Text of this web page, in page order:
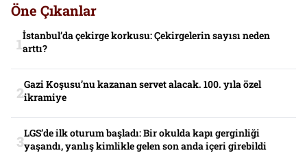
Öne Çıkanlar
İstanbul’da çekirge korkusu: Çekirgelerin sayısı neden
arttı?
Gazi Koşusu’nu kazanan servet alacak. 100. yıla özel
ikramiye
LGS’de ilk oturum başladı: Bir okulda kapı gerginliği
yaşandı, yanlış kimlikle gelen son anda içeri girebildi